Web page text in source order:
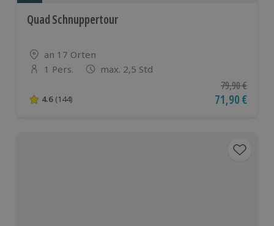
Quad Schnuppertour
Standort
an 17 Orten
Anzahl der Teilnehmer
1 Pers. max. 2,5 Std
4.6 von 5 Sternen basierend auf 144 Bewertungen
4.6 (144)
79,90 €
Aktueller
71,90 €